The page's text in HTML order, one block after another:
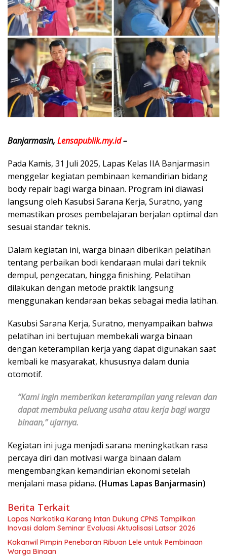
Banjarmasin, Lensapublik.my.id–
Pada Kamis, 31 Juli 2025, Lapas Kelas IIA Banjarmasin
menggelar kegiatan pembinaan kemandirian bidang
body repair bagi warga binaan. Program ini diawasi
langsung oleh Kasubsi Sarana Kerja, Suratno, yang
memastikan proses pembelajaran berjalan optimal dan
sesuai standar teknis.
Dalam kegiatan ini, warga binaan diberikan pelatihan
tentang perbaikan bodi kendaraan mulai dari teknik
dempul, pengecatan, hingga finishing. Pelatihan
dilakukan dengan metode praktik langsung
menggunakan kendaraan bekas sebagai media latihan.
Kasubsi Sarana Kerja, Suratno, menyampaikan bahwa
pelatihan ini bertujuan membekali warga binaan
dengan keterampilan kerja yang dapat digunakan saat
kembali ke masyarakat, khususnya dalam dunia
otomotif.
“Kami ingin memberikan keterampilan yang relevan dan
dapat membuka peluang usaha atau kerja bagi warga
binaan,” ujarnya.
Kegiatan ini juga menjadi sarana meningkatkan rasa
percaya diri dan motivasi warga binaan dalam
mengembangkan kemandirian ekonomi setelah
menjalani masa pidana. (Humas Lapas Banjarmasin)
Berita Terkait
Lapas Narkotika Karang Intan Dukung CPNS Tampilkan
Inovasi dalam Seminar Evaluasi Aktualisasi Latsar 2026
Kakanwil Pimpin Penebaran Ribuan Lele untuk Pembinaan
Warga Binaan